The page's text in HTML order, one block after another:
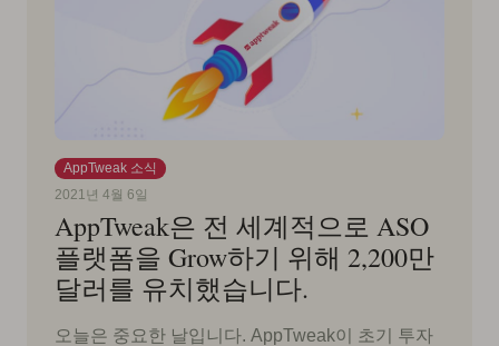
AppTweak 소식
2021년 4월 6일
AppTweak은 전 세계적으로 ASO
플랫폼을 Grow하기 위해 2,200만
달러를 유치했습니다.
오늘은 중요한 날입니다. AppTweak이 초기 투자